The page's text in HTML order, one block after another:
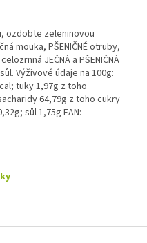
ozdobte zeleninovou
mouka, PŠENIČNÉ otruby,
JEČNÁ a PŠENIČNÁ
Výživové údaje na 100g:
tuky 1,97g z toho
64,79g z toho cukry
sůl 1,75g EAN: